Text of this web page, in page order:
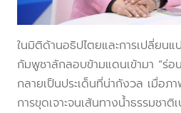
ในมิติด้านอธิปไตยและการเปลี่ยน
กัมพูชาลักลอบข้ามแดนเข้ามา “ร่
กลายเป็นประเด็นที่น่ากังวล เมื่อภ
การขุดเจาะจนเส้นทางน้ำธรรมชา